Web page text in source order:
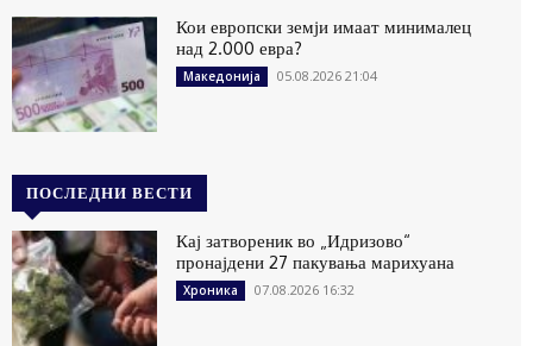
Кои европски земји имаат минималец
над 2.000 евра?
Македонија 05.08.2026 21:04
ПОСЛЕДНИ ВЕСТИ
Кај затвореник во „Идризово“
пронајдени 27 пакувања марихуана
Хроника 07.08.2026 16:32